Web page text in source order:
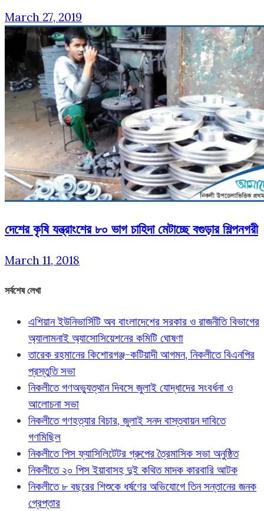
March 27, 2019
দেশের কৃষি যন্ত্রাংশের ৮০ ভাগ চাহিদা মেটাচ্ছে বগুড়ার শিল্পনগরী
March 11, 2018
সর্বশেষ লেখা
এশিয়ান ইউনিভার্সিটি অব বাংলাদেশের সরকার ও রাজনীতি বিভাগের
অ্যালামনাই অ্যাসোসিয়েশনের কমিটি ঘোষণা
তারেক রহমানের কিশোরগঞ্জ-কটিয়াদী আগমন, নিকলীতে বিএনপির
প্রস্তুতি সভা
নিকলীতে গণঅভ্যুত্থান দিবসে জুলাই যোদ্ধাদের সংবর্ধনা ও
আলোচনা সভা
নিকলীতে গণহত্যার বিচার, জুলাই সনদ বাস্তবায়ন দাবিতে
গণমিছিল
নিকলীতে পিস ফ্যাসিলিটেটর গ্রুপের ত্রৈমাসিক সভা অনুষ্ঠিত
নিকলীতে ২০ পিস ইয়াবাসহ দুই কথিত মাদক কারবারি আটক
নিকলীতে ৮ বছরের শিশুকে ধর্ষণের অভিযোগে তিন সন্তানের জনক
গ্রেপ্তার